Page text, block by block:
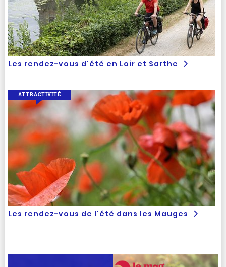
Les rendez-vous d'été en Loir et Sarthe
Les rendez-vous de l'été dans les Mauges
ATTRACTIVITÉ